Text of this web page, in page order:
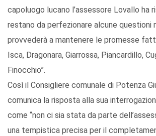
capoluogo lucano l’assessore Lovallo ha
restano da perfezionare alcune questioni
provvederà a mantenere le promesse
Isca, Dragonara, Giarrossa, Piancardillo,
Finocchio”.
Così il Consigliere comunale di Potenza
comunica la risposta alla sua
come “non ci sia stata da parte
una tempistica precisa per il